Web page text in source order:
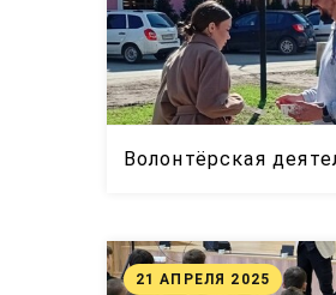
Волонтёрская
21 АПРЕЛЯ 2025